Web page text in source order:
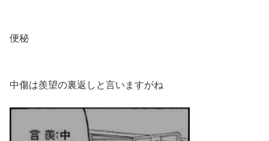
便秘
中傷は羨望の裏返しと言いますがね